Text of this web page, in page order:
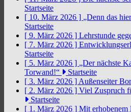
Startseite
[ 10. März 2026 ] „Denn das
Startseite
[ 9. März 2026 ] Lehrstunde
[ 7. März 2026 ]
Startseite
[ 5. März 2026 ] „Der nächste
Torwand!“
Startseite
[ 3. März 2026 ] Außenseiter
[ 2. März 2026 ] Viel Zuspruch
Startseite
[ 1. März 2026 ] Mit erhobenem